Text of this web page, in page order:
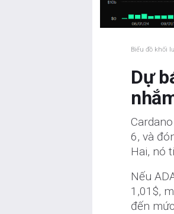
Biểu đồ khối
Dự
6, và
Hai, nó
Nếu
1,01$,
đến